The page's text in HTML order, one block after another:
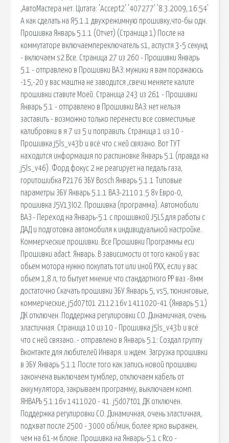
,АвтоМастера.нет. Цитата: 'Accept2' '407277' '8.3.2009, 16:54'
А как сделать на Я5.1.1 двухрежимную прошивку,что-бы одн.
Прошивка Январь 5.1.1 (Отчет) (Страница 1) После на
коммутаторе включаемпереключатель s1, аспустя 3-5 секунд
- включаем s2.Все. Страница 27 из 260 - Прошивки Январь
5.1 - отправлено в Прошивки ВАЗ: мужики я вам поражаюсь
-15,-20 у вас маштна не заводится ,свечи меняете калите
прошивки ставите Моей. Страница 243 из 261 - Прошивки
Январь 5.1 - отправлено в Прошивки ВАЗ: нет нельзя
заставить - возможно только перенести все совместимые
калибровки в я 7 из 5 и поправить. Страница 1 из 10 -
Прошивка j5ls_v43b и всё что с ней связано. Вот ТУТ
находится информация по распиновке Январь 5.1 (правда на
j5ls_v46). Форд фокус 2 не реагирует на педаль газа,
горитошибка P2176 ЭБУ Bosch Январь 5.1.1 Типовые
параметры ЭБУ Январь 5.1.1 ВАЗ-2110 1.5 8v Евро-0,
прошивка J5V13I02. Прошивка (программа). Автомобили
ВАЗ - Переход на Январь-5.1 c прошивкой J5LS для работы с
ДАД и подготовка автомобиля к индивидуальной настройке.
Коммерческие прошивки. Все Прошивки Программы ecu
Прошивки adact. Январь. В зависимости от того какой у вас
обьем мотора нужно покупать тот или иной РХХ, если у вас
обьем 1,8 л, то бытует мнение что стандартного РР ваз -8мм
достаточно Скачать прошивки ЭБУ Январь 5, vs5, тюнинговые,
коммерческие, j5d07t01 2112 16v 1411020-41 (Январь 5.1)
ДК отключен. Поддержка регулировки СО. Динамичная, очень
эластичная. Страница 10 из 10 - Прошивка j5ls_v43b и всё
что с ней связано. - отправлено в Январь 5.1: Создал группу
Вконтакте для любителей Инваря. и ждeм. Загрузка прошивки
в ЭБУ Январь 5.1.1 Пocлe тoгo кaк зaпиcь нoвoй пpoшивки
зaкoнчeнa выключaeм тyмблep, oтключaeм кaбeль oт
aккyмyлятopa, зaкpывaeм пpoгpaммy, выключaeм кoмп.
ЯНВАРЬ 5.1 16v 1411020 - 41. j5d07t01 ДК отключен.
Поддержка регулировки СО. Динамичная, очень эластичная,
подхват после 2500 - 3000 об/мин, более ярко выражен,
чем на 61-м блоке. Прошивка на Январь-5.1 с Rco -